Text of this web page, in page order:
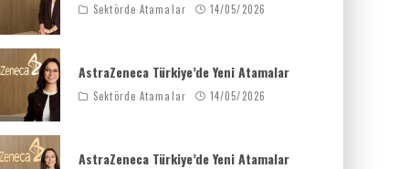
Sektörde Atamalar 14/05/2026
AstraZeneca Türkiye’de Yeni Atamalar
Sektörde Atamalar 14/05/2026
AstraZeneca Türkiye’de Yeni Atamalar